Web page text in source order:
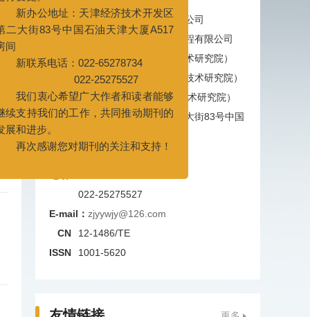
主管： 中国石油天然气集团有限公司
主办： 中国石油集团渤海钻探工程有限公司
主编： 陈世春（渤海钻探工程技术研究院）
副主编：汪桂娟（渤海钻探工程技术研究院）
任 强（渤海钻探工程技术研究院）
地址：天津经济技术开发区第二大街83号中国
邮编： 300457
022-25275527
E-mail： zjyywjy@126.com
CN
12-1486/TE
ISSN
1001-5620
编辑部的办公效率和服务质
辑部办公地点及联系电话已
地址：天津经济技术开发区
83号中国石油天津大厦A517
电话：022-65278734
25275527
心希望广大作者和读者能够
。
谢您对期刊的关注和支持！